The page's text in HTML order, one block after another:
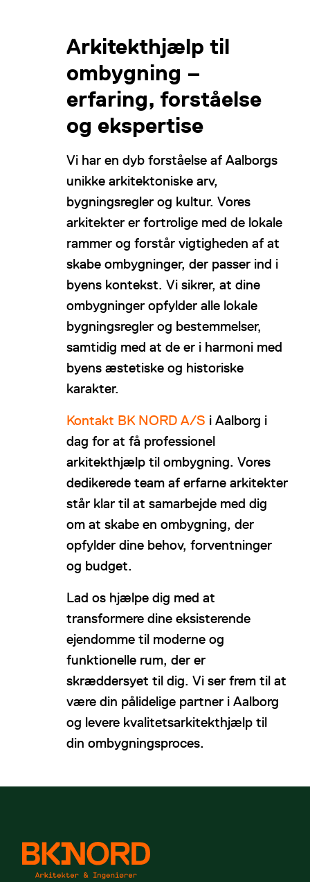
Arkitekthjælp til
ombygning –
erfaring, forståelse
og ekspertise
Vi har en dyb forståelse af Aalborgs
unikke arkitektoniske arv,
bygningsregler og kultur. Vores
arkitekter er fortrolige med de lokale
rammer og forstår vigtigheden af at
skabe ombygninger, der passer ind i
byens kontekst. Vi sikrer, at dine
ombygninger opfylder alle lokale
bygningsregler og bestemmelser,
samtidig med at de er i harmoni med
byens æstetiske og historiske
karakter.
Kontakt BK NORD A/S i Aalborg i
dag for at få professionel
arkitekthjælp til ombygning. Vores
dedikerede team af erfarne arkitekter
står klar til at samarbejde med dig
om at skabe en ombygning, der
opfylder dine behov, forventninger
og budget.
Lad os hjælpe dig med at
transformere dine eksisterende
ejendomme til moderne og
funktionelle rum, der er
skræddersyet til dig. Vi ser frem til at
være din pålidelige partner i Aalborg
og levere kvalitetsarkitekthjælp til
din ombygningsproces.